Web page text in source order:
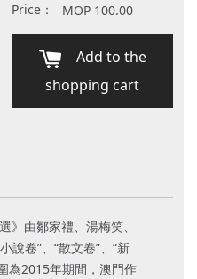
Price：
MOP 100.00
Add to the
shopping cart
》由鄒家禮、湯梅笑、
說卷”、“散文卷”、“新
為2015年期間，澳門作